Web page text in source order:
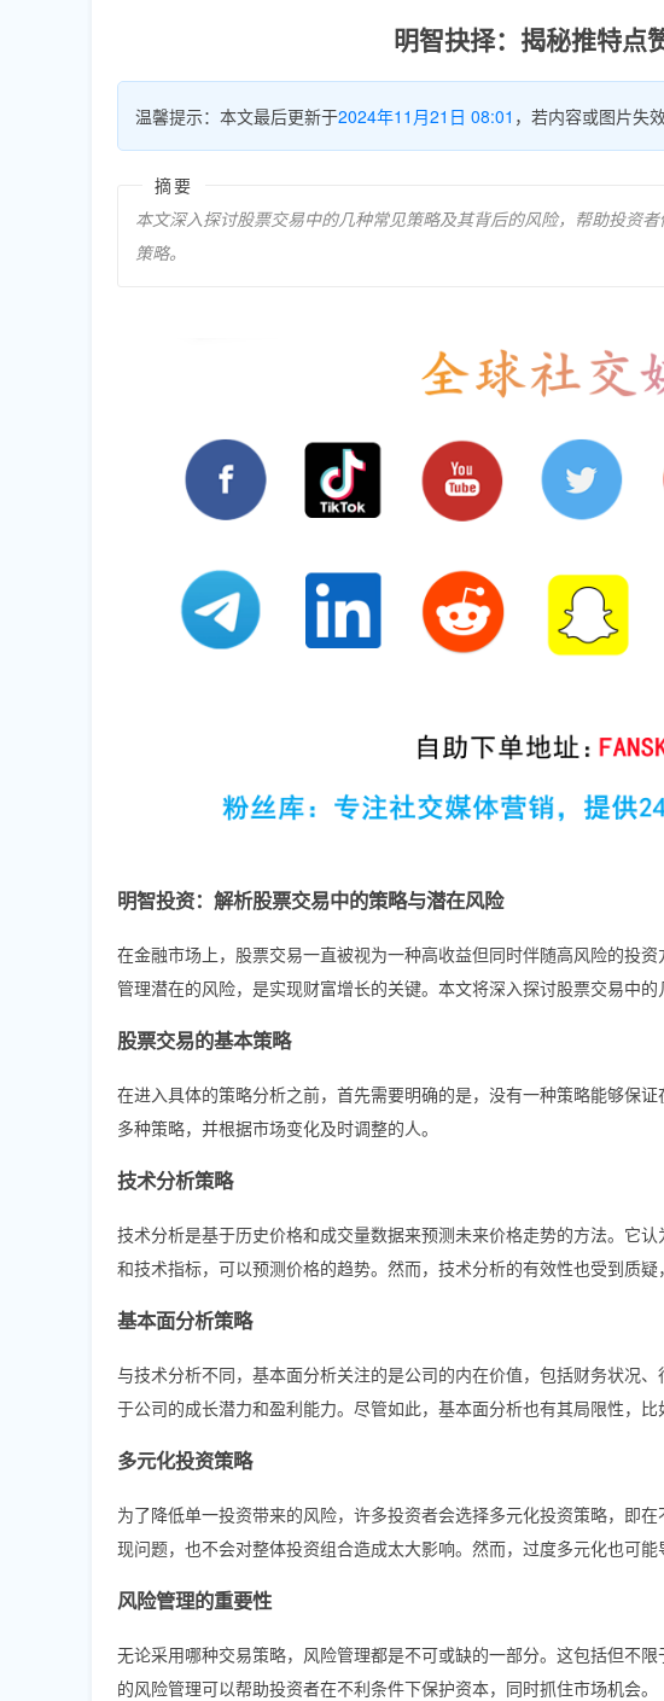
明智抉择：揭秘推特点
温馨提示：本文最后更新于2024年11月21日 08:01 ，若内容或图片失
摘要
本文深入探讨股票交易中的几种常见策略及其背后的风险，帮助投资
策略。
明智投资：解析股票交易中的策略与潜在风险
在金融市场上，股票交易一直被视为一种高收益但同时伴随高风险的投
管理潜在的风险，是实现财富增长的关键。本文将深入探讨股票交易中
股票交易的基本策略
在进入具体的策略分析之前，首先需要明确的是，没有一种策略能够保
多种策略，并根据市场变化及时调整的人。
技术分析策略
技术分析是基于历史价格和成交量数据来预测未来价格走势的方法。它
和技术指标，可以预测价格的趋势。然而，技术分析的有效性也受到质
基本面分析策略
与技术分析不同，基本面分析关注的是公司的内在价值，包括财务状况
于公司的成长潜力和盈利能力。尽管如此，基本面分析也有其局限性，
多元化投资策略
为了降低单一投资带来的风险，许多投资者会选择多元化投资策略，即
现问题，也不会对整体投资组合造成太大影响。然而，过度多元化也可能
风险管理的重要性
无论采用哪种交易策略，风险管理都是不可或缺的一部分。这包括但不
的风险管理可以帮助投资者在不利条件下保护资本，同时抓住市场机会。